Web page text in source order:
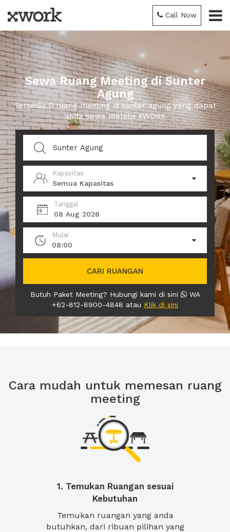
Call Now
Sewa Ruang Meeting di Sunter
Agung
Tersedia 0 ruang meeting di sunter agung yang dapat
anda sewa melalui XWORK
Kapasitas
Semua Kapasitas
Tanggal
08 Aug 2026
Mulai
08:00
CARI RUANGAN
Butuh Paket Meeting? Hubungi kami di sini
WA
+62-812-8900-4848 atau Klik di sini
Cara mudah untuk memesan ruang
meeting
1. Temukan Ruangan sesuai
Kebutuhan
Temukan ruangan yang anda
butuhkan, dari ribuan pilihan yang